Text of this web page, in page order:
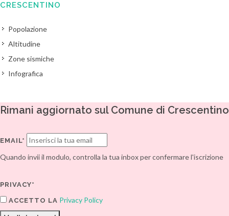
CRESCENTINO
Popolazione
Altitudine
Zone sismiche
Infografica
Rimani aggiornato sul Comune di Crescentino
EMAIL*
Quando invii il modulo, controlla la tua inbox per confermare l'iscrizione
PRIVACY*
ACCETTO LA Privacy Policy